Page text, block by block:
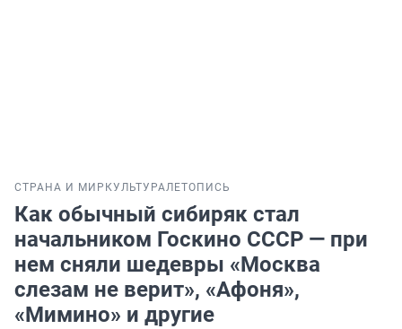
СТРАНА И МИР КУЛЬТУРАЛЕТОПИСЬ
Как обычный сибиряк стал
начальником Госкино СССР — при
нем сняли шедевры «Москва
слезам не верит», «Афоня»,
«Мимино» и другие